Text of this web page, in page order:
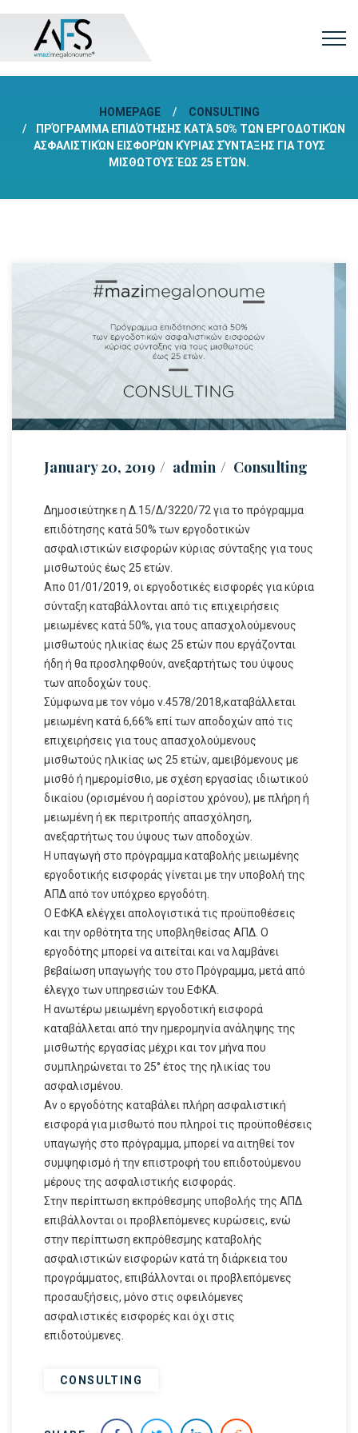
HOMEPAGE
CONSULTING
ΠΡΌΓΡΑΜΜΑ ΕΠΙΔΌΤΗΣΗΣ ΚΑΤΆ 50% ΤΩΝ ΕΡΓΟΔΟΤΙΚΏΝ
ΑΣΦΑΛΙΣΤΙΚΏΝ ΕΙΣΦΟΡΏΝ ΚΎΡΙΑΣ ΣΎΝΤΑΞΗΣ ΓΙΑ ΤΟΥΣ
ΜΙΣΘΩΤΟΎΣ ΈΩΣ 25 ΕΤΏΝ.
January 20, 2019 admin Consulting
Δημοσιεύτηκε η Δ.15/Δ/3220/72 για το πρόγραμμα
επιδότησης κατά 50% των εργοδοτικών
ασφαλιστικών εισφορών κύριας σύνταξης για τους
μισθωτούς έως 25 ετών.
Απο 01/01/2019, οι εργοδοτικές εισφορές για κύρια
σύνταξη καταβάλλονται από τις επιχειρήσεις
μειωμένες κατά 50%, για τους απασχολούμενους
μισθωτούς ηλικίας έως 25 ετών που εργάζονται
ήδη ή θα προσληφθούν, ανεξαρτήτως του ύψους
των αποδοχών τους.
Σύμφωνα με τον νόμο ν.4578/2018,καταβάλλεται
μειωμένη κατά 6,66% επί των αποδοχών από τις
επιχειρήσεις για τους απασχολούμενους
μισθωτούς ηλικίας ως 25 ετών, αμειβόμενους με
μισθό ή ημερομίσθιο, με σχέση εργασίας ιδιωτικού
δικαίου (ορισμένου ή αορίστου χρόνου), με πλήρη ή
μειωμένη ή εκ περιτροπής απασχόληση,
ανεξαρτήτως του ύψους των αποδοχών.
Η υπαγωγή στο πρόγραμμα καταβολής μειωμένης
εργοδοτικής εισφοράς γίνεται με την υποβολή της
ΑΠΔ από τον υπόχρεο εργοδότη.
Ο ΕΦΚΑ ελέγχει απολογιστικά τις προϋποθέσεις
και την ορθότητα της υποβληθείσας ΑΠΔ. Ο
εργοδότης μπορεί να αιτείται και να λαμβάνει
βεβαίωση υπαγωγής του στο Πρόγραμμα, μετά από
έλεγχο των υπηρεσιών του ΕΦΚΑ.
Η ανωτέρω μειωμένη εργοδοτική εισφορά
καταβάλλεται από την ημερομηνία ανάληψης της
μισθωτής εργασίας μέχρι και τον μήνα που
συμπληρώνεται το 25° έτος της ηλικίας του
ασφαλισμένου.
Αν ο εργοδότης καταβάλει πλήρη ασφαλιστική
εισφορά για μισθωτό που πληροί τις προϋποθέσεις
υπαγωγής στο πρόγραμμα, μπορεί να αιτηθεί τον
συμψηφισμό ή την επιστροφή του επιδοτούμενου
μέρους της ασφαλιστικής εισφοράς.
Στην περίπτωση εκπρόθεσμης υποβολής της ΑΠΔ
επιβάλλονται οι προβλεπόμενες κυρώσεις, ενώ
στην περίπτωση εκπρόθεσμης καταβολής
ασφαλιστικών εισφορών κατά τη διάρκεια του
προγράμματος, επιβάλλονται οι προβλεπόμενες
προσαυξήσεις, μόνο στις οφειλόμενες
ασφαλιστικές εισφορές και όχι στις
επιδοτούμενες.
CONSULTING